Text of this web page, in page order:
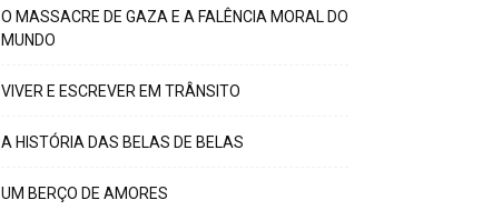
O MASSACRE DE GAZA E A FALÊNCIA MORAL DO
MUNDO
VIVER E ESCREVER EM TRÂNSITO
A HISTÓRIA DAS BELAS DE BELAS
UM BERÇO DE AMORES